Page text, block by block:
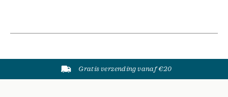
Gratis verzending vanaf €20